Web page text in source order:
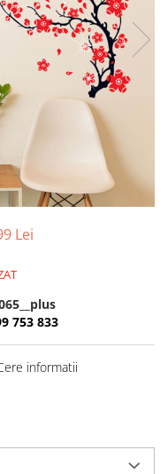
Lei
753 833
informatii